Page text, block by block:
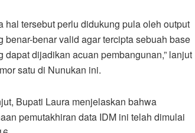
hal tersebut perlu didukung pula oleh output
benar-benar valid agar tercipta sebuah base
dapat dijadikan acuan pembangunan,” lanjut
satu di Nunukan ini.
Bupati Laura menjelaskan bahwa
pemutakhiran data IDM ini telah dimulai